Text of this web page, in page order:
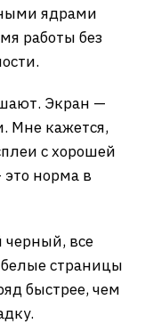
ядрами
работы без
Экран —
Мне кажется,
с хорошей
норма в
черный, все
страницы
быстрее, чем